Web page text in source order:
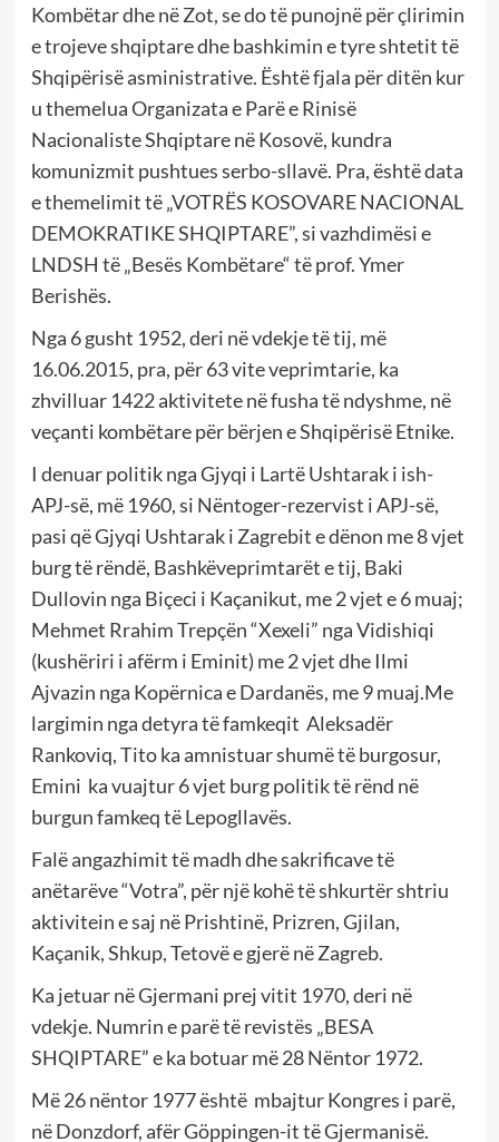
Kombëtar dhe në Zot, se do të punojnë për çlirimin
e trojeve shqiptare dhe bashkimin e tyre shtetit të
Shqipërisë asministrative. Është fjala për ditën kur
u themelua Organizata e Parë e Rinisë
Nacionaliste Shqiptare në Kosovë, kundra
komunizmit pushtues serbo-sllavë. Pra, është data
e themelimit të „VOTRËS KOSOVARE NACIONAL
DEMOKRATIKE SHQIPTARE”, si vazhdimësi e
LNDSH të „Besës Kombëtare“ të prof. Ymer
Berishës.
Nga 6 gusht 1952, deri në vdekje të tij, më
16.06.2015, pra, për 63 vite veprimtarie, ka
zhvilluar 1422 aktivitete në fusha të ndyshme, në
veçanti kombëtare për bërjen e Shqipërisë Etnike.
I denuar politik nga Gjyqi i Lartë Ushtarak i ish-
APJ-së, më 1960, si Nëntoger-rezervist i APJ-së,
pasi që Gjyqi Ushtarak i Zagrebit e dënon me 8 vjet
burg të rëndë, Bashkëveprimtarët e tij, Baki
Dullovin nga Biçeci i Kaçanikut, me 2 vjet e 6 muaj;
Mehmet Rrahim Trepçën “Xexeli” nga Vidishiqi
(kushëriri i afërm i Eminit) me 2 vjet dhe Ilmi
Ajvazin nga Kopërnica e Dardanës, me 9 muaj.Me
largimin nga detyra të famkeqit Aleksadër
Rankoviq, Tito ka amnistuar shumë të burgosur,
Emini ka vuajtur 6 vjet burg politik të rënd në
burgun famkeq të Lepogllavës.
Falë angazhimit të madh dhe sakrificave të
anëtarëve “Votra”, për një kohë të shkurtër shtriu
aktivitein e saj në Prishtinë, Prizren, Gjilan,
Kaçanik, Shkup, Tetovë e gjerë në Zagreb.
Ka jetuar në Gjermani prej vitit 1970, deri në
vdekje. Numrin e parë të revistës „BESA
SHQIPTARE” e ka botuar më 28 Nëntor 1972.
Më 26 nëntor 1977 është mbajtur Kongres i parë,
në Donzdorf, afër Göppingen-it të Gjermanisë.